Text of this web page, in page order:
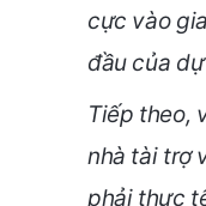
cực vào
đầu của dự
Tiếp theo,
nhà tài trợ
phải thực